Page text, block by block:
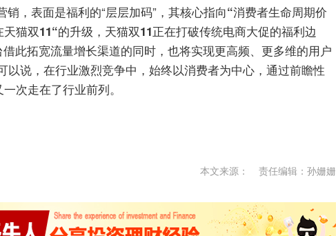
，表面是福利的“层层加码”，其核心指向“消费者生命周期价
猫双11“的升级，天猫双11正在打破传统电商大促的福利边
借此拓宽流量增长渠道的同时，也将实现更高频、更多维的用户
以说，在行业激烈竞争中，始终以消费者为中心，通过前瞻性
次走在了行业前列。
本文来源： 责任编辑：孙姗姗